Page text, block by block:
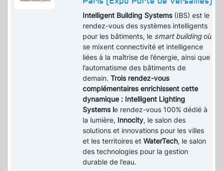
Intelligent Building Systems(IBS) est le
rendez-vous des systèmes intelligents
pour les bâtiments, le smart buildingoù
se mixent connectivité et intelligence
liées à la maîtrise de l’énergie, ainsi que
l’automatisme des bâtiments de
demain.Trois rendez-vous
complémentaires enrichissent cette
dynamique : Intelligent Lighting
Systems le rendez-vous 100% dédié à
la lumière, Innocity, le salon des
solutions et innovations pour les villes
et les territoires etWaterTech, le salon
des technologies pour la gestion
durable de l’eau.